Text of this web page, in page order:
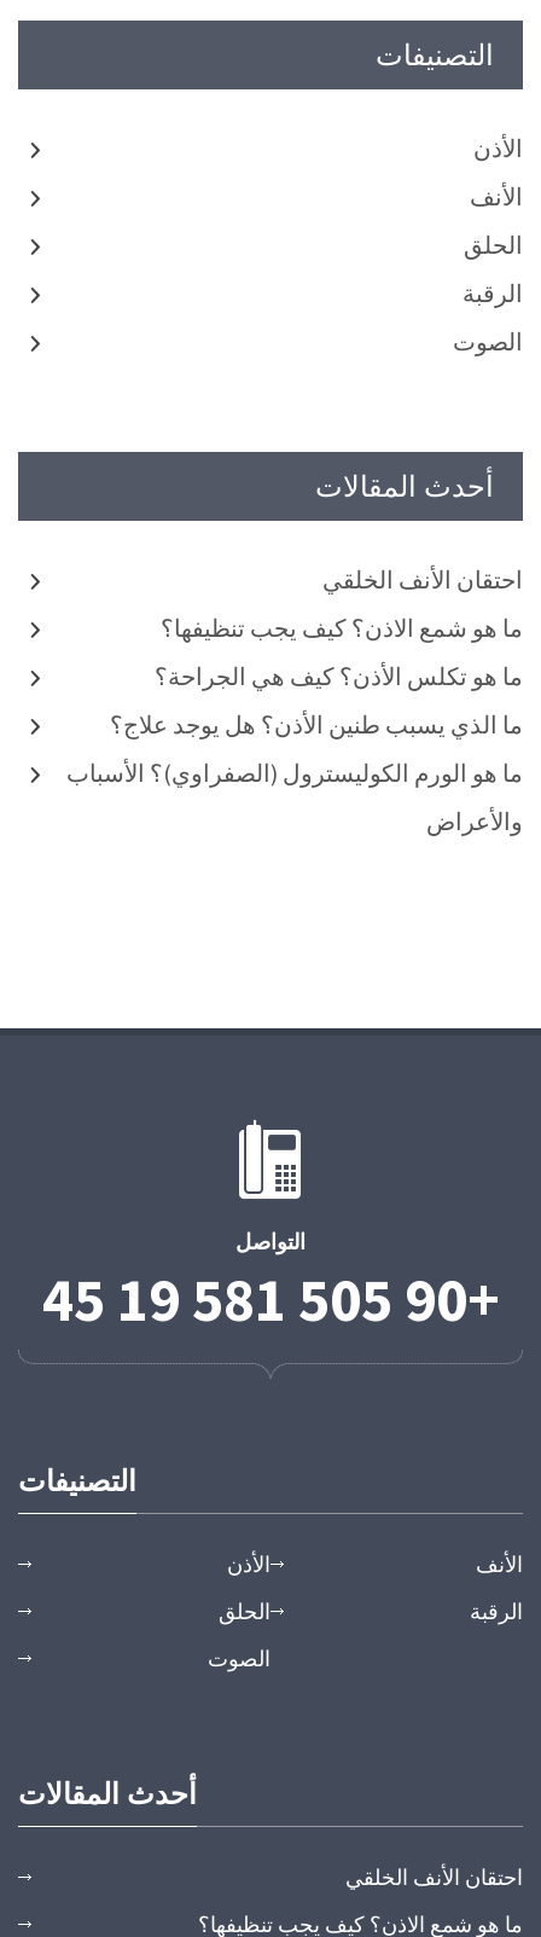
التصنيفات
الأذن
الأنف
الحلق
الرقبة
الصوت
أحدث المقالات
احتقان الأنف الخلقي
ما هو شمع الاذن؟ كيف يجب تنظيفها؟
ما هو تكلس الأذن؟ كيف هي الجراحة؟
ما الذي يسبب طنين الأذن؟ هل يوجد علاج؟
ما هو الورم الكوليسترول (الصفراوي)؟ الأسباب
والأعراض
التواصل
+90 505 581 19 45
التصنيفات
الأذن
الأنف
الحلق
الرقبة
الصوت
أحدث المقالات
احتقان الأنف الخلقي
ما هو شمع الاذن؟ كيف يجب تنظيفها؟